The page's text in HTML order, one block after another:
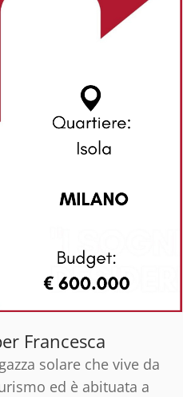
Francesca
solare che vive da
ed è abituata a